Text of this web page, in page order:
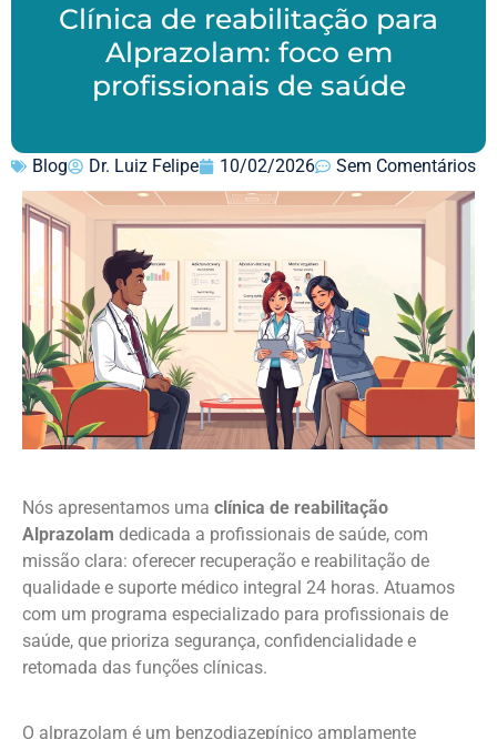
Clínica de reabilitação para
Alprazolam: foco em
profissionais de saúde
Blog Dr. Luiz Felipe 10/02/2026 Sem Comentários
Nós apresentamos uma clínica de reabilitação
Alprazolam dedicada a profissionais de saúde, com
missão clara: oferecer recuperação e reabilitação de
qualidade e suporte médico integral 24 horas. Atuamos
com um programa especializado para profissionais de
saúde, que prioriza segurança, confidencialidade e
retomada das funções clínicas.
O alprazolam é um benzodiazepínico amplamente